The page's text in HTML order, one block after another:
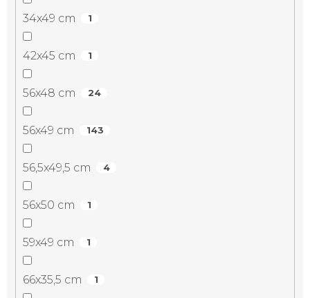
34x49 cm 1
42x45 cm 1
56x48 cm 24
56x49 cm 143
56,5x49,5 cm 4
56x50 cm 1
59x49 cm 1
66x35,5 cm 1